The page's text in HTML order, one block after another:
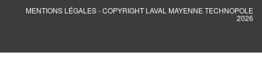
MENTIONS LÉGALES- COPYRIGHT LAVAL MAYENNE TECHNOPOLE
2026